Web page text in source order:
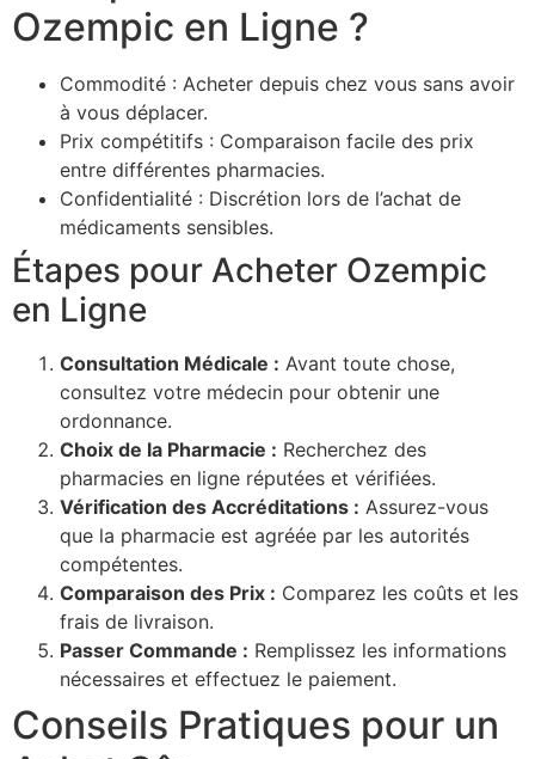
Ozempic en Ligne ?
Commodité : Acheter depuis chez vous sans avoir
à vous déplacer.
Prix compétitifs : Comparaison facile des prix
entre différentes pharmacies.
Confidentialité : Discrétion lors de l’achat de
médicaments sensibles.
Étapes pour Acheter Ozempic
en Ligne
Consultation Médicale : Avant toute chose,
consultez votre médecin pour obtenir une
ordonnance.
Choix de la Pharmacie : Recherchez des
pharmacies en ligne réputées et vérifiées.
Vérification des Accréditations : Assurez-vous
que la pharmacie est agréée par les autorités
compétentes.
Comparaison des Prix : Comparez les coûts et les
frais de livraison.
Passer Commande : Remplissez les informations
nécessaires et effectuez le paiement.
Conseils Pratiques pour un